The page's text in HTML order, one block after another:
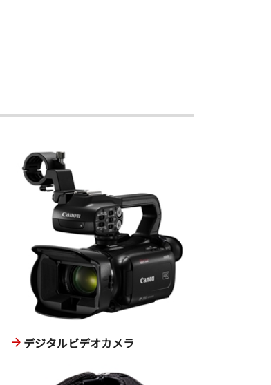
デジタルビデオカメラ